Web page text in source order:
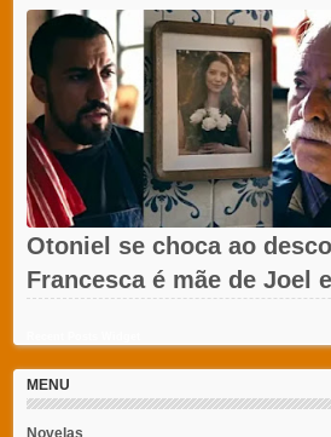
Otoniel se choca ao
Francesca é mãe de Joel
MENU
Novelas